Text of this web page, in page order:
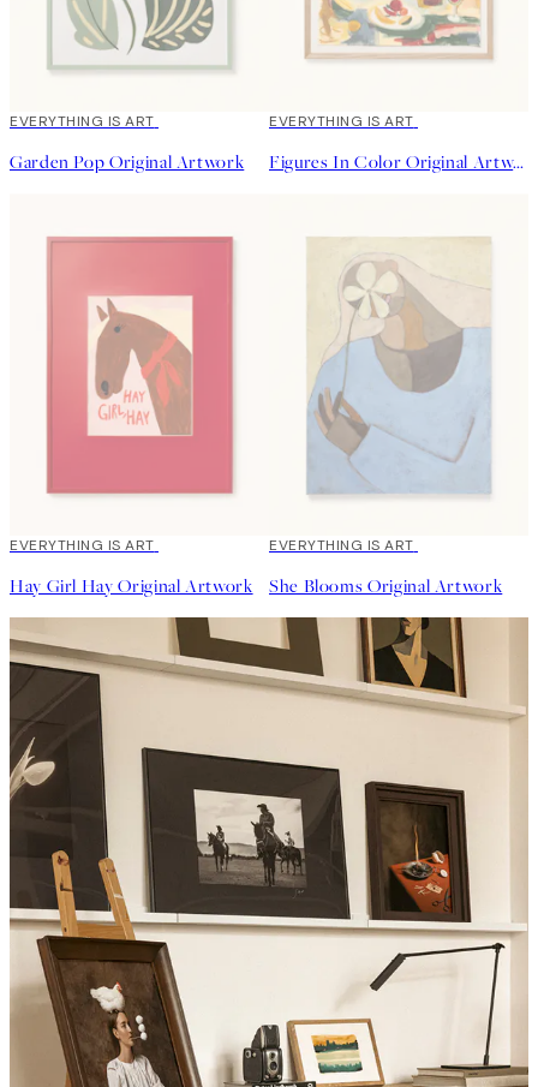
EVERYTHING IS ART
Garden Pop Original Artwork
EVERYTHING IS ART
Figures In Color Original Artwork
EVERYTHING IS ART
Hay Girl Hay Original Artwork
EVERYTHING IS ART
She Blooms Original Artwork